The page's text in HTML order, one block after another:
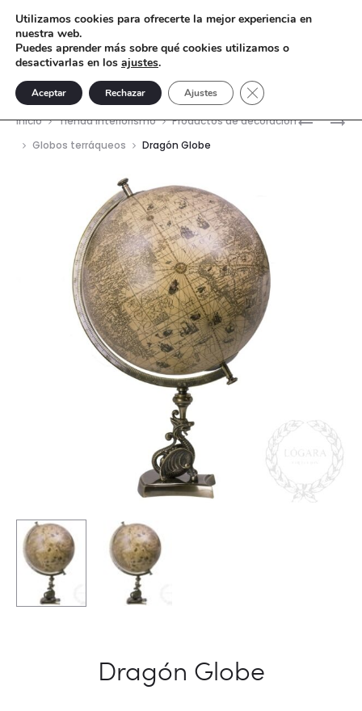
ATLAS
RELOJ
Inicio Tienda interiorismo
Productos de decoración
Globos terráqueos
Dragón Globe
Dragón Globe
Utilizamos cookies para ofrecerte la mejor experiencia en
nuestra web.
Puedes aprender más sobre qué cookies utilizamos o
desactivarlas en los ajustes.
Aceptar Rechazar Ajustes Cerrar el banner de